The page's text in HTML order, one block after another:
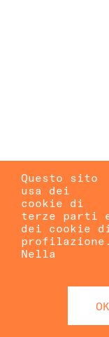
Questo sito
usa dei
cookie di
terze parti
dei cookie
profilazione.
Nella
OK